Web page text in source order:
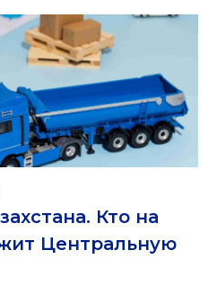
Кто на
Центральную